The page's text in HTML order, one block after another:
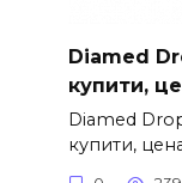
Diamed
купити,
Diamed
купити,